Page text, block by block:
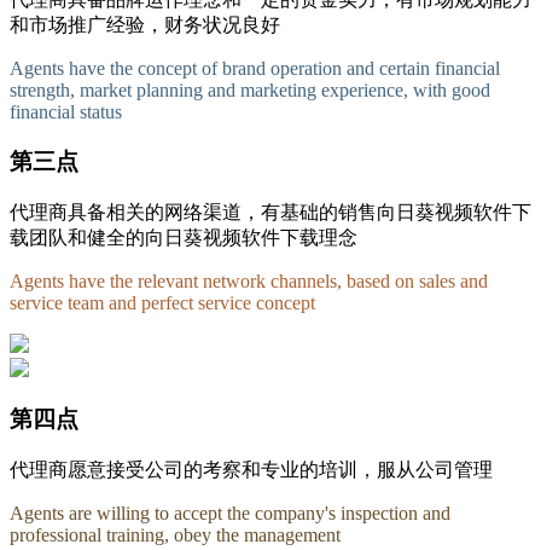
和市场推广经验，财务状况良好
Agents have the concept of brand operation and certain financial
strength, market planning and marketing experience, with good
financial status
第三点
代理商具备相关的网络渠道，有基础的销售向日葵视频软件下
载团队和健全的向日葵视频软件下载理念
Agents have the relevant network channels, based on sales and
service team and perfect service concept
第四点
代理商愿意接受公司的考察和专业的培训，服从公司管理
Agents are willing to accept the company's inspection and
professional training, obey the management